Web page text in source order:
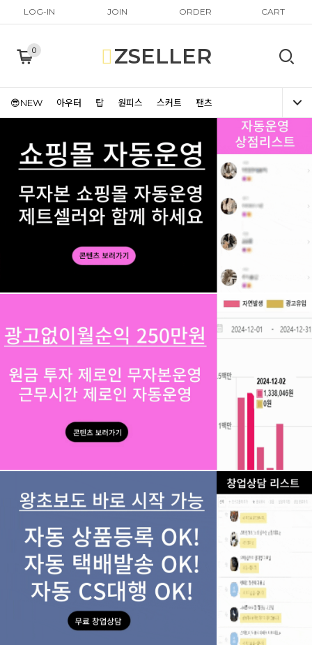
LOG-IN JOIN ORDER CART
0 ZSELLER
😎NEW 아우터 탑 원피스 스커트 팬츠